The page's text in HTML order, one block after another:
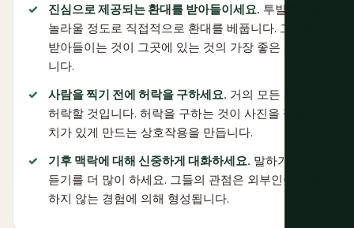
진심으로 제공되는 환대를 받아들이세요. 투발루인은
놀라울 정도로 직접적으로 환대를 베풉니다. 그것을
받아들이는 것이 그곳에 있는 것의 가장 좋은 부분입
니다.
사람을 찍기 전에 허락을 구하세요. 거의 모든 사람이
허락할 것입니다. 허락을 구하는 것이 사진을 찍을 가
치가 있게 만드는 상호작용을 만듭니다.
기후 맥락에 대해 신중하게 대화하세요. 말하기보다
듣기를 더 많이 하세요. 그들의 관점은 외부인이 공유
하지 않는 경험에 의해 형성됩니다.